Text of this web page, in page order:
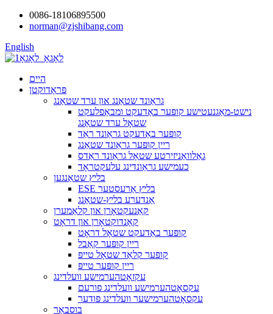
0086-18106895500
norman@zjshibang.com
English
היים
פּראָדוקטן
גראַונד שטאַנג און ערד שטאַנג
נישט-מאַגנעטישע קופּער באַדעקט ומבאַפלעקט
שטאָל ערד שטאַנג
קופּער באַדעקט גראַונד ראַד
ריין קופּער גראַונד שטאַנג
גאַלוואַניזירטע שטאָל גראַונד ראַדס
כעמישע גראַונדינג עלעקטראָד
בליץ שטאַנגען
ESE בליץ אַרעסטער
אַנדערע בליץ-שטאַנג
קאַנעקטאָרן און קלאַמערן
קאָנדוקטאָרן און דראָט
קופּער באַדעקט שטאָל דראָט
ריין קופּער קאַבל
קופּער קלאַד שטאָל טייפּ
ריין קופּער טייפּ
עקזאָטהערמישע וועלדינג
עקסאָטהערמישע וועלדינג פורעם
עקסאָטהערמישער וועלדינג פּודער
בוסבאַר